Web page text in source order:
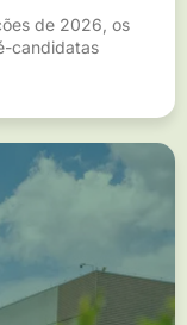
de 2026, os
candidatas